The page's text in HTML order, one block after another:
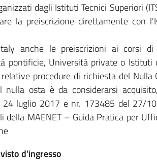
dagli Istituti Tecnici Superiori
la preiscrizione direttamente con
anche le preiscrizioni ai corsi di
pontificie, Università private o Istituti
procedure di richiesta del Nulla
osta è da considerarsi
luglio 2017 e nr. 173485 del 27/
MAENET – Guida Pratica per
d’ingresso